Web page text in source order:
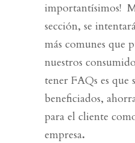
importantísimos!
sección, se
más comunes que
nuestros
tener FAQs es que
beneficiados,
para el cliente
empresa.